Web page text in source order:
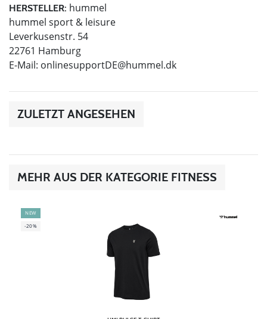
HERSTELLER: hummel
hummel sport & leisure
Leverkusenstr. 54
22761 Hamburg
E-Mail: onlinesupportDE@hummel.dk
ZULETZT ANGESEHEN
MEHR AUS DER KATEGORIE FITNESS
NEW
-20%